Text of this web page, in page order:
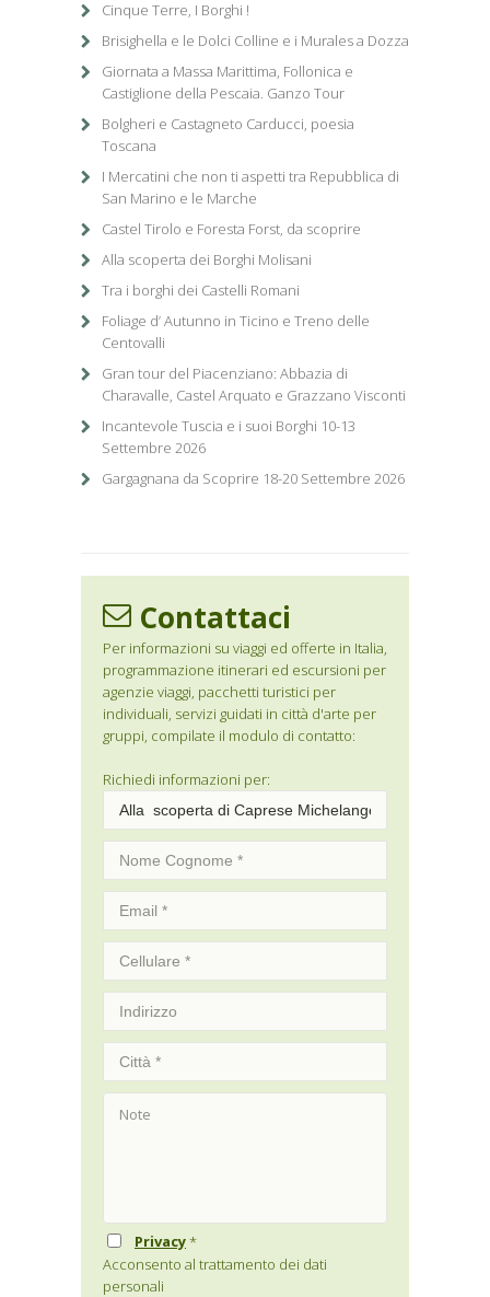
Cinque Terre, I Borghi !
Brisighella e le Dolci Colline e i Murales a Dozza
Giornata a Massa Marittima, Follonica e
Castiglione della Pescaia. Ganzo Tour
Bolgheri e Castagneto Carducci, poesia
Toscana
I Mercatini che non ti aspetti tra Repubblica di
San Marino e le Marche
Castel Tirolo e Foresta Forst, da scoprire
Alla scoperta dei Borghi Molisani
Tra i borghi dei Castelli Romani
Foliage d’ Autunno in Ticino e Treno delle
Centovalli
Gran tour del Piacenziano: Abbazia di
Charavalle, Castel Arquato e Grazzano Visconti
Incantevole Tuscia e i suoi Borghi 10-13
Settembre 2026
Gargagnana da Scoprire 18-20 Settembre 2026
Contattaci
Per informazioni su viaggi ed offerte in Italia,
programmazione itinerari ed escursioni per
agenzie viaggi, pacchetti turistici per
individuali, servizi guidati in città d'arte per
gruppi, compilate il modulo di contatto:
Richiedi informazioni per:
Privacy*
Acconsento al trattamento dei dati
personali